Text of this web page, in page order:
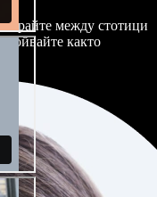
между стотици
както